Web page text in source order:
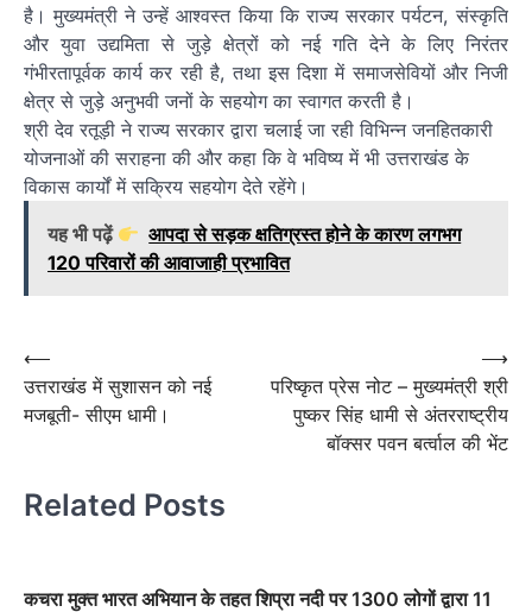
है। मुख्यमंत्री ने उन्हें आश्वस्त किया कि राज्य सरकार पर्यटन, संस्कृति
और युवा उद्यमिता से जुड़े क्षेत्रों को नई गति देने के लिए निरंतर
गंभीरतापूर्वक कार्य कर रही है, तथा इस दिशा में समाजसेवियों और निजी
क्षेत्र से जुड़े अनुभवी जनों के सहयोग का स्वागत करती है।
श्री देव रतूड़ी ने राज्य सरकार द्वारा चलाई जा रही विभिन्न जनहितकारी
योजनाओं की सराहना की और कहा कि वे भविष्य में भी उत्तराखंड के
विकास कार्यों में सक्रिय सहयोग देते रहेंगे।
यह भी पढ़ें
आपदा से सड़क क्षतिग्रस्त होने के कारण लगभग
120 परिवारों की आवाजाही प्रभावित
Post
navigation
⟵
उत्तराखंड में सुशासन को नई
मजबूती- सीएम धामी।
परिष्कृत प्रेस नोट – मुख्यमंत्री श्री
पुष्कर सिंह धामी से अंतरराष्ट्रीय
बॉक्सर पवन बर्त्वाल की भेंट
⟶
Related Posts
कचरा मुक्त भारत अभियान के तहत शिप्रा नदी पर 1300 लोगों द्वारा 11